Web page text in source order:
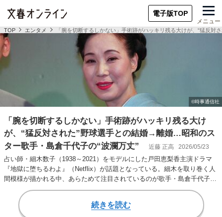
電子版TOP
メニュー
TOP エンタメ 「腕を切断するしかない」手術跡がハッキリ残る大けが、“猛反
「腕を切断するしかない」手術跡がハッキリ残る大け
が、“猛反対された”野球選手との結婚→離婚…昭和のス
ター歌手・島倉千代子の“波瀾万丈”
近藤 正高 2026/05/23
占い師・細木数子（1938～2021）をモデルにした戸田恵梨香主演ドラマ
『地獄に堕ちるわよ』（Netflix）が話題となっている。細木を取り巻く人
間模様が描かれる中、あらためて注目されているのが歌手・島倉千代子
続きを読む